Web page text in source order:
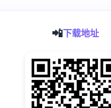
📲下载地址